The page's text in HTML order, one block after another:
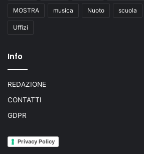
MOSTRA musica Nuoto scuola
Uffizi
Info
REDAZIONE
CONTATTI
GDPR
Privacy Policy